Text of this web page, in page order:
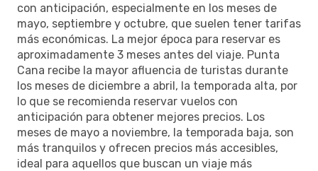
con anticipación, especialmente en los meses de
mayo, septiembre y octubre, que suelen tener tarifas
más económicas. La mejor época para reservar es
aproximadamente 3 meses antes del viaje. Punta
Cana recibe la mayor afluencia de turistas durante
los meses de diciembre a abril, la temporada alta, por
lo que se recomienda reservar vuelos con
anticipación para obtener mejores precios. Los
meses de mayo a noviembre, la temporada baja, son
más tranquilos y ofrecen precios más accesibles,
ideal para aquellos que buscan un viaje más